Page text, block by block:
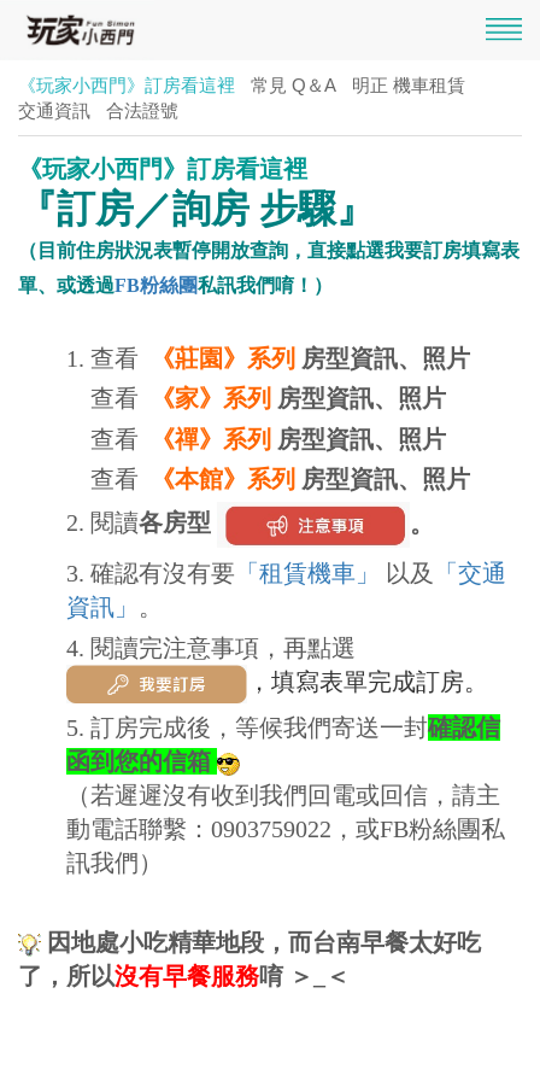
《玩家小西門》訂房看這裡 常見 Q＆A
明正 機車租賃
交通資訊
合法證號
《玩家小西門》訂房看這裡
『訂房／詢房 步驟』
（目前住房狀況表暫停開放查詢，直接點選我要訂房填寫表
單、或透過FB粉絲團私訊我們唷！）
1. 查看 《莊園》系列 房型資訊、照片
查看
《家》系列 房型資訊、照片
查看
《禪》系列 房型資訊、照片
查看
《本館》系列 房型資訊、照片
2. 閱讀各房型
。
3. 確認有沒有要 「租賃機車」 以及
「交通
資訊」 。
4. 閱讀完注意事項，再點選
，填寫表單完成訂房。
5. 訂房完成後，等候我們寄送一封確認信
函到您的信箱
（若遲遲沒有收到我們回電或回信，請主
動電話聯繫：0903759022，或FB粉絲團私
訊我們）
因地處小吃精華地段，而台南早餐太好吃
了，所以沒有早餐服務唷 ＞ ＜